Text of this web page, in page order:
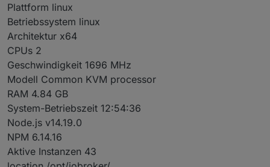
Plattform linux
Betriebssystem linux
Architektur x64
CPUs 2
Geschwindigkeit 1696 MHz
Modell Common KVM processor
RAM 4.84 GB
System-Betriebszeit 12:54:36
Node.js v14.19.0
NPM 6.14.16
Aktive Instanzen 43